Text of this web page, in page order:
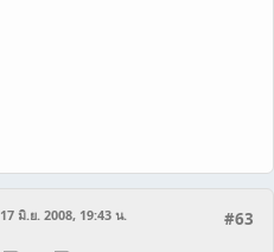
#63
17 มิ.ย. 2008, 19:43 น.